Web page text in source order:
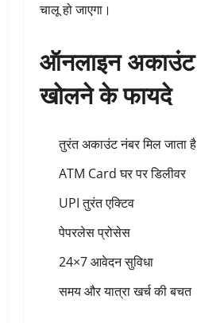
चालू हो जाएगा।
ऑनलाइन अकाउंट
खोलने के फायदे
तुरंत अकाउंट नंबर मिल जाता है
ATM Card घर पर डिलीवर
UPI तुरंत एक्टिव
पेपरलेस प्रोसेस
24×7 आवेदन सुविधा
समय और यात्रा खर्च की बचत